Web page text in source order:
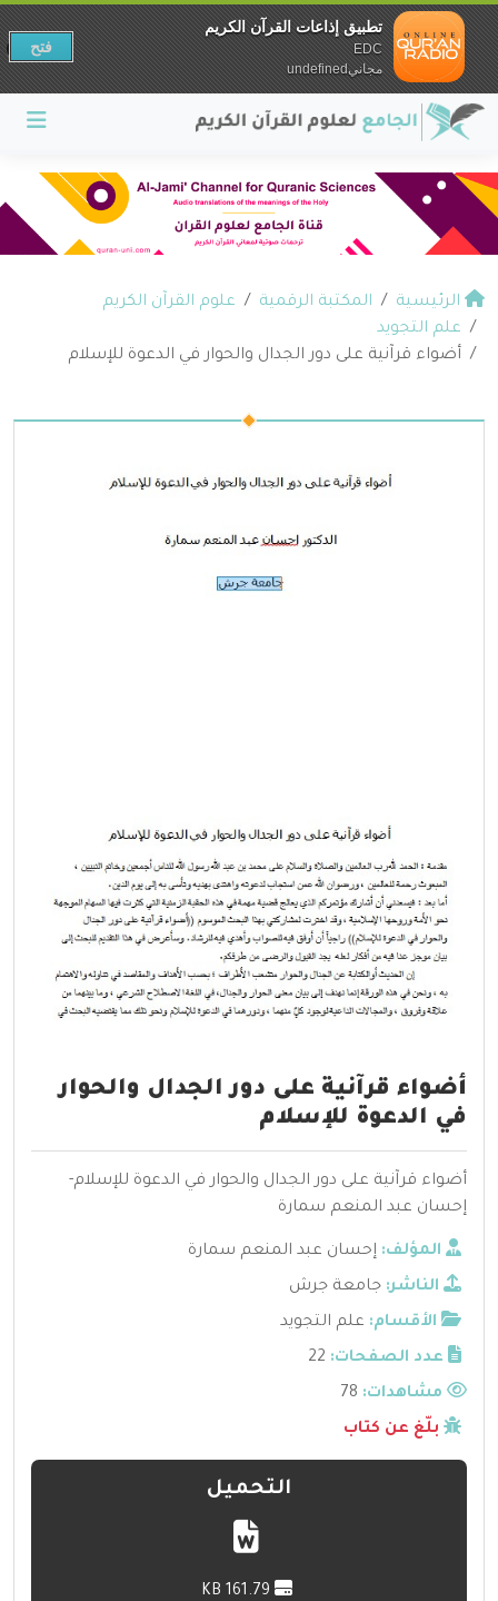
الرئيسية المكتبة الرقمية
علوم القرآن الكريم
علم التجويد
أضواء قرآنية على دور الجدال والحوار في الدعوة للإسلام
أضواء قرآنية على دور الجدال والحوار
في الدعوة للإسلام
أضواء قرآنية على دور الجدال والحوار في الدعوة للإسلام-
إحسان عبد المنعم سمارة
المؤلف: إحسان عبد المنعم سمارة
الناشر: جامعة جرش
الأقسام: علم التجويد
عدد الصفحات: 22
مشاهدات:
بلّغ عن كتاب
التحميل
تطبيق إذاعات القرآن الكريم
EDC
مجانيundefined
فتح